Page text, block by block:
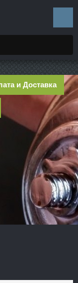
и Доставка